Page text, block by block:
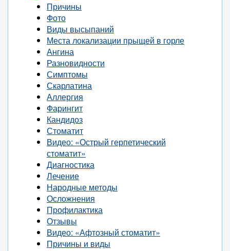
Причины
Фото
Виды высыпаний
Места локализации прыщей в горле
Ангина
Разновидности
Симптомы
Скарлатина
Аллергия
Фарингит
Кандидоз
Стоматит
Видео: «Острый герпетический
стоматит»
Диагностика
Лечение
Народные методы
Осложнения
Профилактика
Отзывы
Видео: «Афтозный стоматит»
Причины и виды